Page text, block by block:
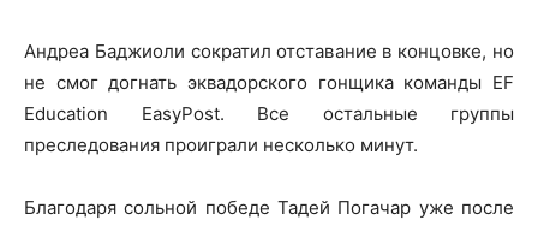
Андреа Баджиоли сократил отставание в концовке, но
не смог догнать эквадорского гонщика команды EF
Education EasyPost. Все остальные группы
преследования проиграли несколько минут.
Благодаря сольной победе Тадей Погачар уже после